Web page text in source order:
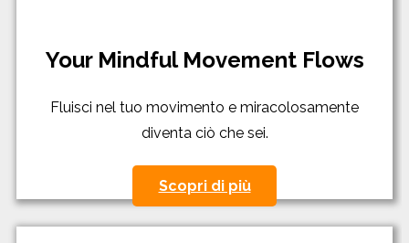
Your Mindful Movement Flows
Fluisci nel tuo movimento e miracolosamente
diventa ciò che sei.
Scopri di più